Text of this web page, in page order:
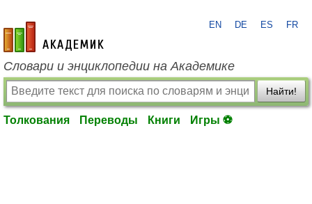
academic.ru
EN DE ES FR
Словари и энциклопедии на Академике
Найти!
Толкования Переводы Книги Игры ⚽